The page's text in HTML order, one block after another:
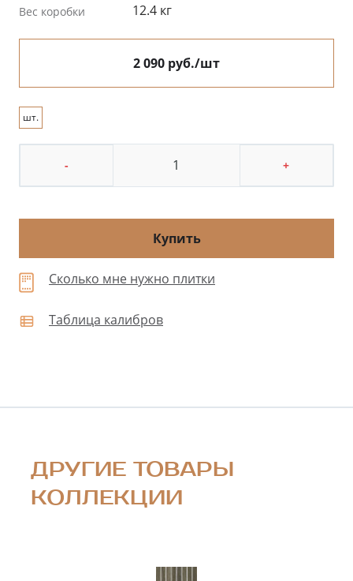
Вес коробки 12.4 кг
2 090 руб./шт
шт.
- +
Купить
Сколько мне нужно плитки
Таблица калибров
ДРУГИЕ ТОВАРЫ
КОЛЛЕКЦИИ